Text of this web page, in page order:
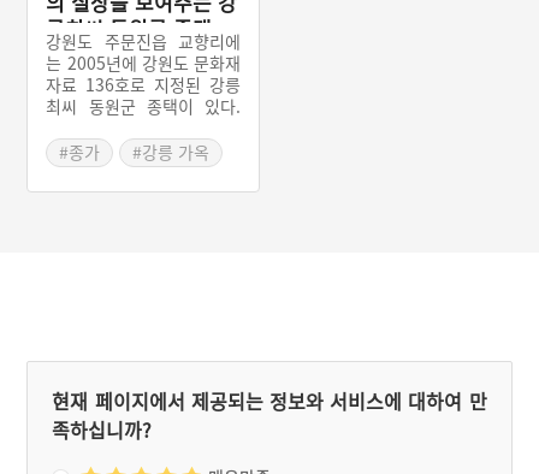
릉최씨 동원군 종택
강원도 주문진읍 교향리에
는 2005년에 강원도 문화재
자료 136호로 지정된 강릉
최씨 동원군 종택이 있다.
립 시기는 1918～1919년
사이이며, ‘ㅁ’자 형의 뜰집
계열 가옥이다. 배산임수의
비’의 촬영장소로 활용된 영
진해변 방파제가 있다.
#종가 #강릉 가옥
현재 페이지에서 제공되는 정보와 서비스에 대하여 만
족하십니까?